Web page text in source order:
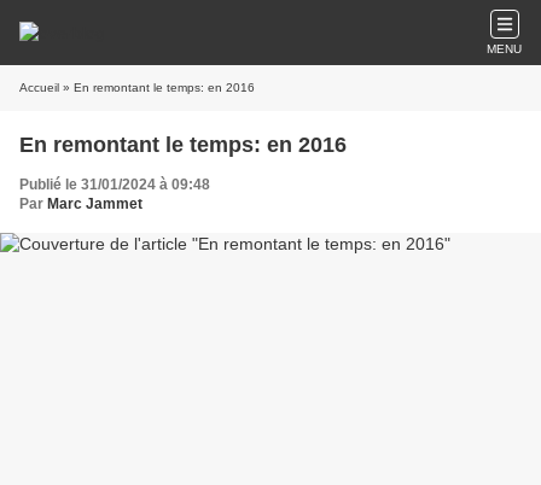
MENU
Accueil » En remontant le temps: en 2016
En remontant le temps: en 2016
Publié le 31/01/2024 à 09:48
Par Marc Jammet